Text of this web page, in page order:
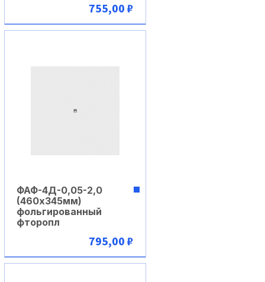
В корзину
755,00 ₽
В корзину
ФАФ-4Д-0,05-2,0
(460х345мм)
фольгированный
фторопл
795,00 ₽